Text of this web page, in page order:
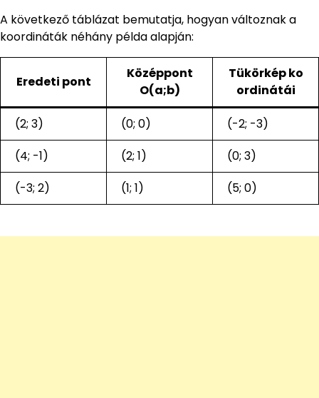
A következő táblázat bemutatja, hogyan változnak a
koordináták néhány példa alapján:
Eredeti pont
Középpont
O(a;b)
Tükörkép ko
ordinátái
(2; 3) (0; 0)
(-2; -3)
(4; -1)
(2; 1)
(0; 3)
(-3; 2)
(1; 1) (5; 0)